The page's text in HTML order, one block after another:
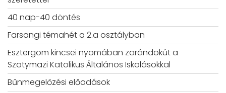
40 nap-40 döntés
Farsangi témahét a 2.a osztályban
Esztergom kincsei nyomában zarándokút a
Szatymazi Katolikus Általános Iskolásokkal
Bűnmegelőzési előadások